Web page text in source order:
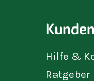
Hilfe &
Ratgeber